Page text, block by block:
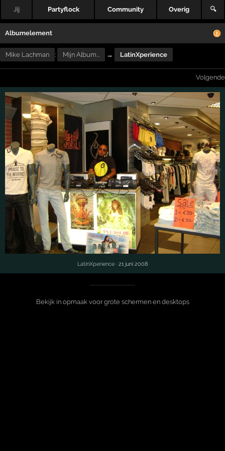
Jij Partyflock Community Overig 🔍
Albumelement
Mike Lachman : Mijn Album... → LatinXperience
Volgende
LatinXperience · 21 juni 2008
Bekijk in opmaak voor grote schermen en desktops